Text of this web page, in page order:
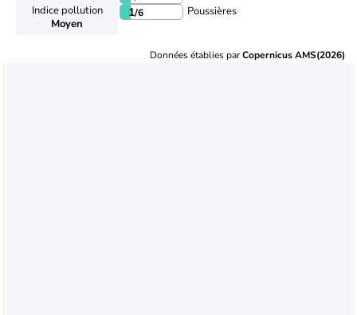
Indice pollution
Moyen
1/6 Poussières
Données établies parCopernicus AMS(2026)